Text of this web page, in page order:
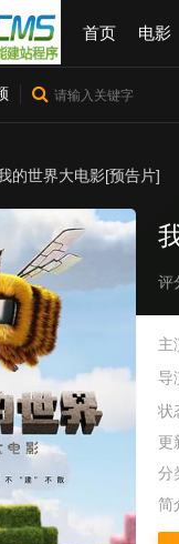
首页 电影
的世界大电影[预告片]
评
主
导
状
更
分
简